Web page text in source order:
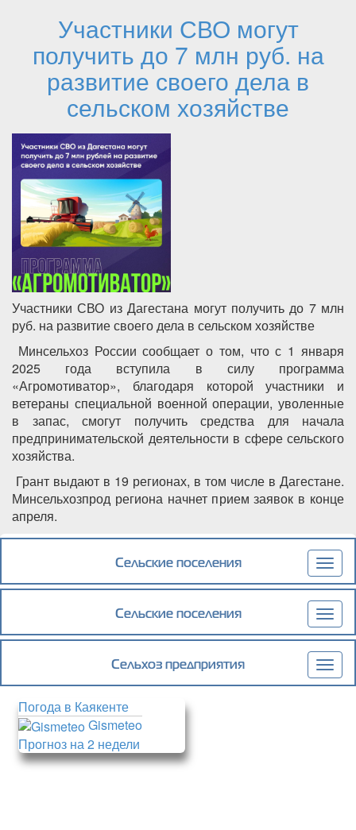
русскому языку
Участники СВО могут
получить до 7 млн руб. на
развитие своего дела в
сельском хозяйстве
Участники СВО из Дагестана могут получить до 7 млн
руб. на развитие своего дела в сельском хозяйстве
Минсельхоз России сообщает о том, что с 1 января
2025 года вступила в силу программа
«Агромотиватор», благодаря которой участники и
ветераны специальной военной операции, уволенные
в запас, смогут получить средства для начала
предпринимательской деятельности в сфере сельского
хозяйства.
Грант выдают в 19 регионах, в том числе в Дагестане.
Минсельхозпрод региона начнет прием заявок в конце
апреля.
Подробнеео Участники СВО могут получить до 7 млн
руб. на развитие своего дела в сельском
Сельские поселения
Сельские поселения
Сельхоз предприятия
Погода в Каякенте
Gismeteo
Прогноз на 2 недели